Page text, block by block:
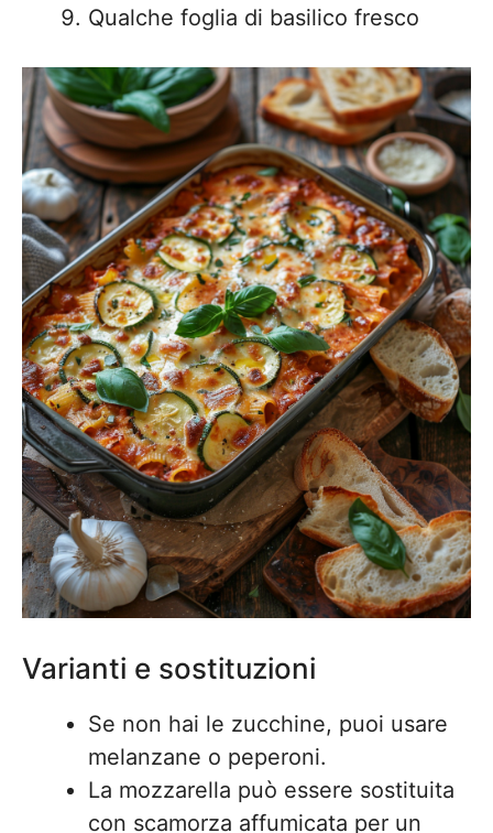
Qualche foglia di basilico fresco
Varianti e sostituzioni
Se non hai le zucchine, puoi usare
melanzane o peperoni.
La mozzarella può essere sostituita
con scamorza affumicata per un